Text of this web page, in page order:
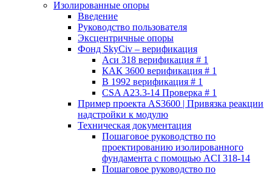
Изолированные опоры
Введение
Руководство пользователя
Эксцентричные опоры
Фонд SkyCiv – верификация
Аси 318 верификация # 1
КАК 3600 верификация # 1
В 1992 верификация # 1
CSA A23.3-14 Проверка # 1
Пример проекта AS3600 | Привязка реакции
надстройки к модулю
Техническая документация
Пошаговое руководство по
проектированию изолированного
фундамента с помощью ACI 318-14
Пошаговое руководство по